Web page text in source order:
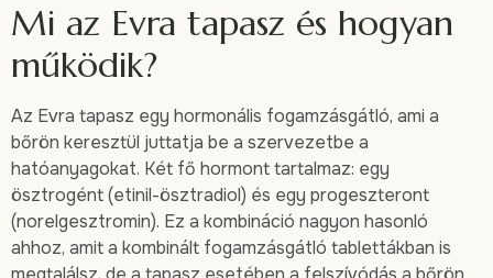
Mi az Evra tapasz és hogyan
működik?
Az Evra tapasz egy hormonális fogamzásgátló, ami a
bőrön keresztül juttatja be a szervezetbe a
hatóanyagokat. Két fő hormont tartalmaz: egy
ösztrogént (etinil-ösztradiol) és egy progeszteront
(norelgesztromin). Ez a kombináció nagyon hasonló
ahhoz, amit a kombinált fogamzásgátló tablettákban is